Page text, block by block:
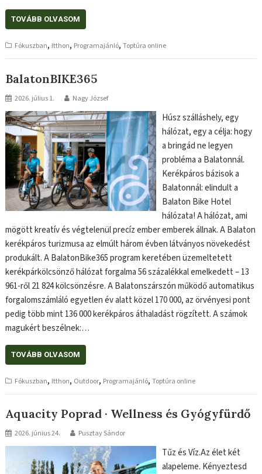
TOVÁBB OLVASOM
Fókuszban, Itthon, Programajánló,Toptúra online
BalatonBIKE365
2026. július 1. Nagy József
Húsz szálláshely, egy
hálózat, egy a célja: hogy
a bringád ne legyen
probléma a Balatonnál.
Kerékpáros bázisok a
Balatonnál: elindult a
Balaton Bike Hotel
hálózata! A hálózat, ami
mögött kreatív és végtelenül precíz ember emberek állnak. A Balaton
kerékpáros turizmusa az elmúlt három évben látványos növekedést
produkált. A BalatonBike365 program keretében üzemeltetett
kerékpárkölcsönző hálózat forgalma 56 százalékkal emelkedett – 13
961-ről 21 824 kölcsönzésre. A Balatonszárszón működő automatikus
forgalomszámláló egyetlen év alatt közel 170 000, az örvényesi pont
pedig több mint 136 000 kerékpáros áthaladást rögzített. A számok
magukért beszélnek:…
TOVÁBB OLVASOM
Fókuszban, Itthon, Outdoor, Programajánló,Toptúra online
Aquacity Poprad · Wellness és Gyógyfürdő
2026. június 24. Pusztay Sándor
Tűz és Víz.Az élet két
alapeleme. Kényeztesd